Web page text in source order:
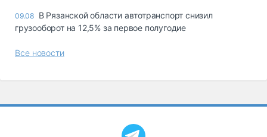
09.08 В Рязанской области автотранспорт снизил
грузооборот на 12,5% за первое полугодие
Все новости